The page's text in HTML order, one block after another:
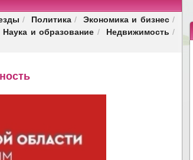
/ Политика / Экономика и бизнес/
Наука и образование / Недвижимость /